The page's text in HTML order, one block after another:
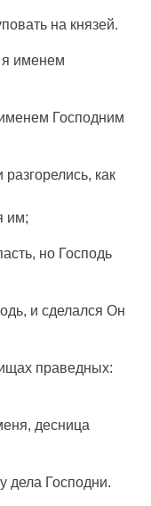
на князей.
именем
Господним
как
им;
но Господь
и сделался Он
праведных:
десница
дела Господни.